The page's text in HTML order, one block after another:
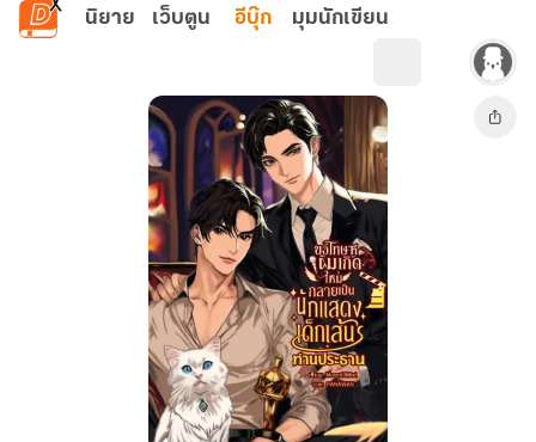
ข้ามไปยังเนื้อหาหลัก
นิยาย เว็บตูน อีบุ๊ก มุมนักเขียน